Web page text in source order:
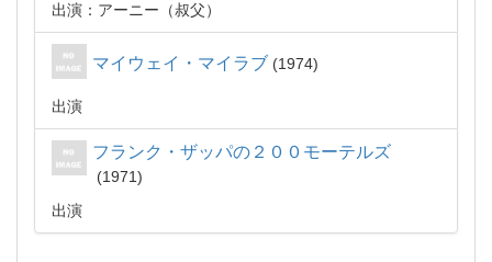
出演：アーニー（叔父）
マイウェイ・マイラブ 1974
出演
フランク・ザッパの２００モーテルズ
1971
出演